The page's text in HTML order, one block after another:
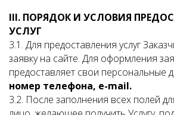
III. ПОРЯДОК И УСЛОВИЯ
УСЛУГ
3.1. Для предоставления услуг
заявку на сайте. Для оформления
предоставляет свои персональные
номер телефона, e-mail.
3.2. После заполнения всех полей